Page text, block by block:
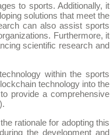
to sports. Additionally, it
solutions that meet the
can also assist sports
Furthermore, it
scientific research and
within the sports
technology into the
provide a comprehensive
rationale for adopting this
the development and